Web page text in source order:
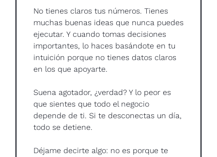
No tienes claros tus números. Tienes
muchas buenas ideas que nunca puedes
ejecutar. Y cuando tomas decisiones
importantes, lo haces basándote en tu
intuición porque no tienes datos claros
en los que apoyarte.
Suena agotador, ¿verdad? Y lo peor es
que sientes que todo el negocio
depende de ti. Si te desconectas un día,
todo se detiene.
Déjame decirte algo: no es porque te